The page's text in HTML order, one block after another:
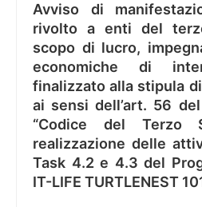
Avviso di
rivolto a enti del
scopo di lucro,
economiche di
finalizzato alla stipula
ai sensi dell’art. 56
“Codice del Terzo
realizzazione delle
Task 4.2 e 4.3 del
IT-LIFE TURTLENEST